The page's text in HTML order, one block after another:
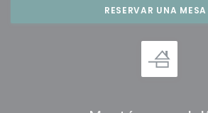
RESERVAR UNA MESA